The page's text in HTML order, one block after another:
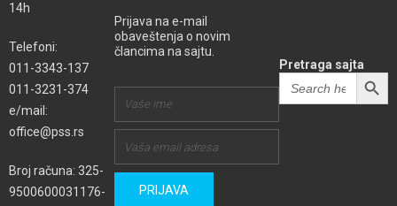
14h
Telefoni:
011-3343-137
011-3231-374
e/mail:
office@pss.rs
Broj računa: 325-
9500600031176-
Prijava na e-mail
obaveštenja o novim
člancima na sajtu.
Pretraga sajta
Search
for:
SEARCH